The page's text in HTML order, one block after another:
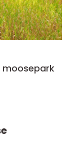
moosepark